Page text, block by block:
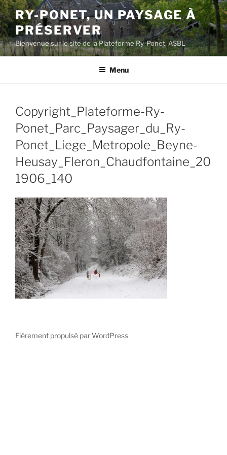
Aller
au
contenu
principal
RY-PONET, UN PAYSAGE À
PRÉSERVER
Bienvenue sur le site de la Plateforme Ry-Ponet, ASBL
Menu
Copyright_Plateforme-Ry-
Ponet_Parc_Paysager_du_Ry-
Ponet_Liege_Metropole_Beyne-
Heusay_Fleron_Chaudfontaine_20
1906_140
Fièrement propulsé par WordPress